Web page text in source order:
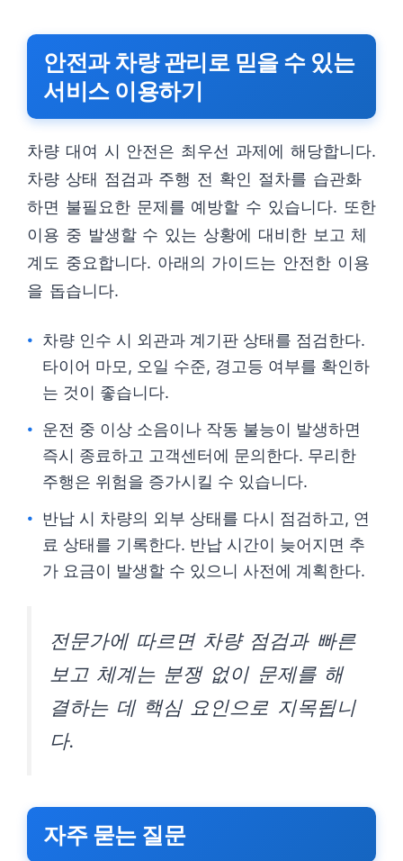
안전과 차량 관리로 믿을 수 있는
서비스 이용하기
차량 대여 시 안전은 최우선 과제에 해당합니다.
차량 상태 점검과 주행 전 확인 절차를 습관화
하면 불필요한 문제를 예방할 수 있습니다. 또한
이용 중 발생할 수 있는 상황에 대비한 보고 체
계도 중요합니다. 아래의 가이드는 안전한 이용
을 돕습니다.
차량 인수 시 외관과 계기판 상태를 점검한다.
타이어 마모, 오일 수준, 경고등 여부를 확인하
는 것이 좋습니다.
운전 중 이상 소음이나 작동 불능이 발생하면
즉시 종료하고 고객센터에 문의한다. 무리한
주행은 위험을 증가시킬 수 있습니다.
반납 시 차량의 외부 상태를 다시 점검하고, 연
료 상태를 기록한다. 반납 시간이 늦어지면 추
가 요금이 발생할 수 있으니 사전에 계획한다.
전문가에 따르면 차량 점검과 빠른
보고 체계는 분쟁 없이 문제를 해
결하는 데 핵심 요인으로 지목됩니
다.
자주 묻는 질문